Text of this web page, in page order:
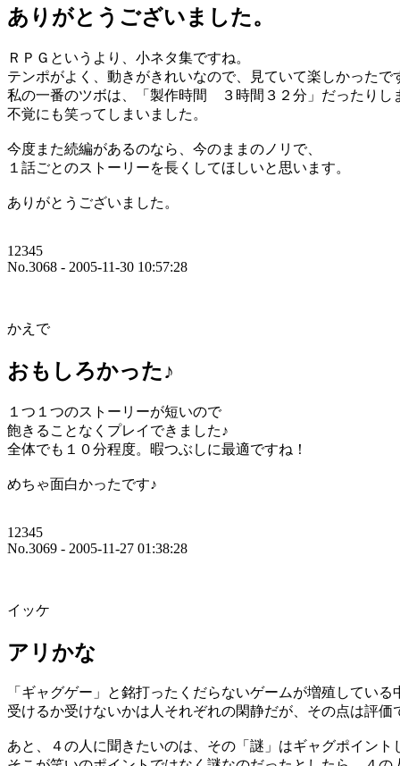
ありがとうございました。
ＲＰＧというより、小ネタ集ですね。
テンポがよく、動きがきれいなので、見ていて楽しかったで
私の一番のツボは、「製作時間 ３時間３２分」だったりし
不覚にも笑ってしまいました。
今度また続編があるのなら、今のままのノリで、
１話ごとのストーリーを長くしてほしいと思います。
ありがとうございました。
12345
No.3068 - 2005-11-30 10:57:28
かえで
おもしろかった♪
１つ１つのストーリーが短いので
飽きることなくプレイできました♪
全体でも１０分程度。暇つぶしに最適ですね！
めちゃ面白かったです♪
12345
No.3069 - 2005-11-27 01:38:28
イッケ
アリかな
「ギャグゲー」と銘打ったくだらないゲームが増殖してい
受けるか受けないかは人それぞれの閑静だが、その点は評価
あと、４の人に聞きたいのは、その「謎」はギャグポイント